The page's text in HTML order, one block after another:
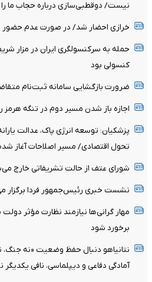
نیست/ دوقطبی‌سازی درباره حجاب ما
خرازی احضار شد/ در صورت عدم
حمله به سرکنسولگری ایران در مزار
کنسولی بود
ضرورت بازگشایی سامانه ثبت‌نام
اجازه باز شدن مسیر دوم در تنگه هرمز
پزشکیان: توسعه انرژی پاک، عدالت
تحول اقتصادی/ مسیر اصلاحات آغاز
شورای عتف از حالت تشریفاتی خارج
نشست خبری رئیس‌جمهور فردا برگزار
مهار گرانی‌ها نیازمند نظارت مؤثر دولت
برخورد شود
نتانیاهو دنبال حفظ وضعیت «نه
آمادگی دفاعی و دیپلماسی، نافی یکدیگر